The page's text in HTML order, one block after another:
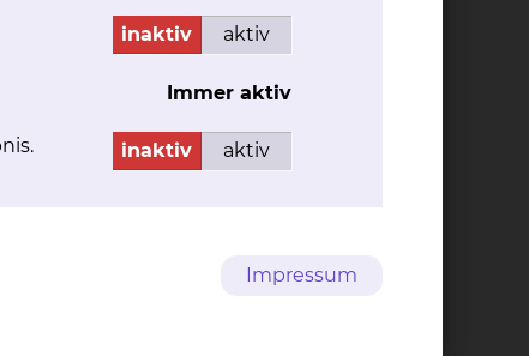
Fichtengrund 1, 38126
Fax: +49 531 595 2655
Per E-Mail kontaktieren
inaktiv aktiv
Immer aktiv
inaktiv aktiv
Impressum